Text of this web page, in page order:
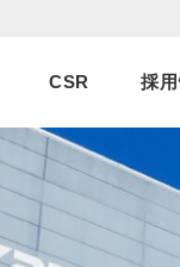
CSR 採